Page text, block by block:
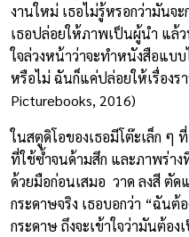
งานใหม่ เธอไม่รู้หรอกว่ามันจ
เธอปล่อยให้ภาพเป็นผู้นำ แล้
ใจล่วงหน้าว่าจะทำหนังสือแบ
หรือไม่ ฉันก็แค่ปล่อยให้เรื่องร
Picturebooks, 2016)
ในสตูดิโอของเธอมีโต๊ะเล็ก ๆ
ที่ใช้ซ้ำจนด้ามสึก และภาพร่าง
ด้วยมือก่อนเสมอ วาด ลงสี ตัด
กระดาษจริง เธอบอกว่า “ฉัน
กระดาษ ถึงจะเข้าใจว่ามันต้อ